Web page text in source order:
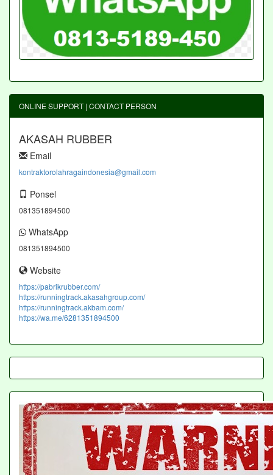
ONLINE SUPPORT | CONTACT PERSON
AKASAH RUBBER
Email
kontraktorolahragaindonesia@gmail.com
Ponsel
081351894500
WhatsApp
081351894500
Website
https://pabrikrubber.com/
https://runningtrack.akasahgroup.com/
https://runningtrack.akbam.com/
https://wa.me/6281351894500